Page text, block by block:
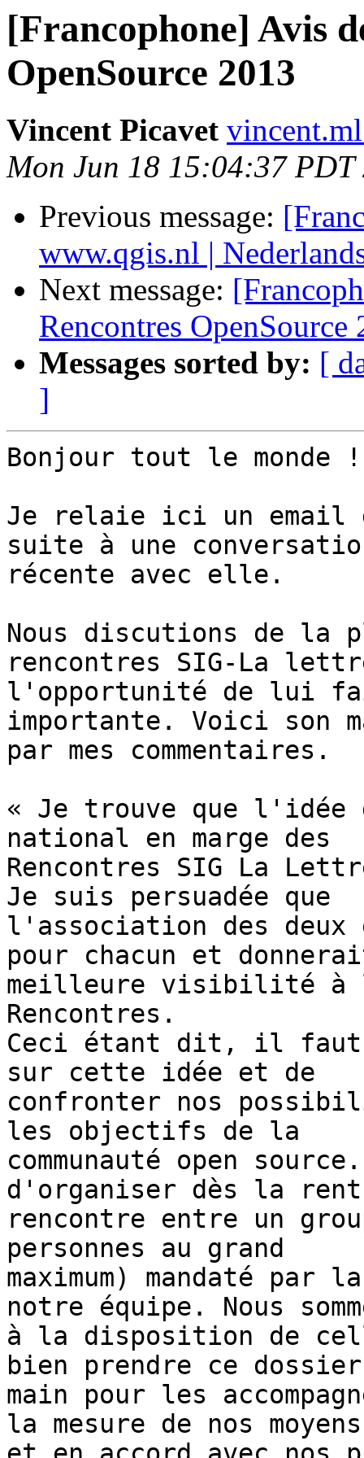
[Francophone] Avis
OpenSource 2013
Vincent Picavet
Mon Jun 18 15:04:37 PDT
Previous message:
www.qgis.nl |
Next message:
Rencontres OpenSource
Messages sorted by: [
]
Bonjour tout le monde !
Je relaie ici un email
suite à une
récente avec elle.
Nous discutions de la
rencontres SIG-La
l'opportunité de lui
importante. Voici
par mes commentaires.
« Je trouve que l'idée
national en marge des
Rencontres SIG La
Je suis persuadée que
l'association des deux
pour chacun et
meilleure visibilité à
Rencontres.
Ceci étant dit, il faut
sur cette idée et de
confronter nos
les objectifs de la
communauté open
d'organiser dès la
rencontre entre un
personnes au grand
maximum) mandaté par
notre équipe. Nous
à la disposition de
bien prendre ce
main pour les
la mesure de nos moyens